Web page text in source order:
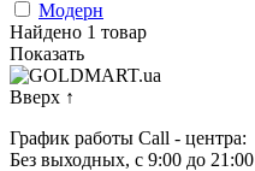
Модерн
Найдено 1 товар
Показать
Вверх ↑
График работы Call - центра:
Без выходных, с 9:00 до 21:00